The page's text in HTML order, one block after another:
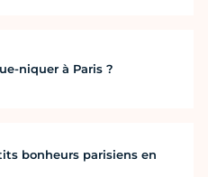
niquer à Paris ?
bonheurs parisiens en